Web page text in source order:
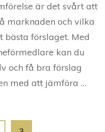
är det svårt att
marknaden och vilka
bästa förslaget. Med
kan du
och få bra förslag
med att jämföra …